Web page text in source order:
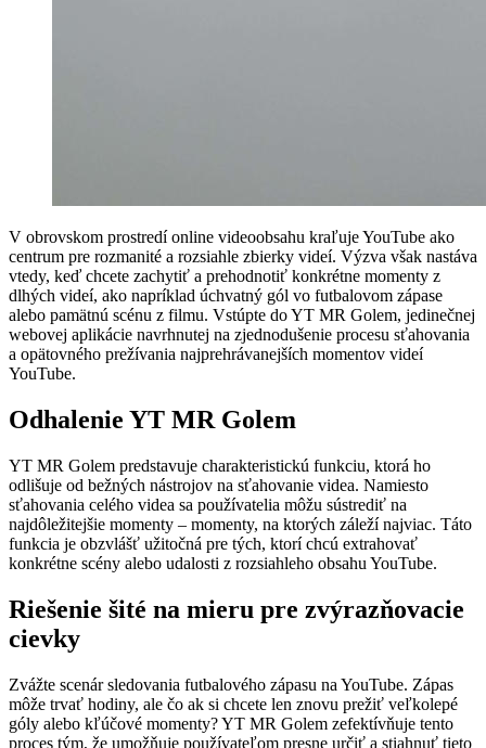
V obrovskom prostredí online videoobsahu kraľuje YouTube ako
centrum pre rozmanité a rozsiahle zbierky videí. Výzva však nastáva
vtedy, keď chcete zachytiť a prehodnotiť konkrétne momenty z
dlhých videí, ako napríklad úchvatný gól vo futbalovom zápase
alebo pamätnú scénu z filmu. Vstúpte do YT MR Golem, jedinečnej
webovej aplikácie navrhnutej na zjednodušenie procesu sťahovania
a opätovného prežívania najprehrávanejších momentov videí
YouTube.
Odhalenie YT MR Golem
YT MR Golem predstavuje charakteristickú funkciu, ktorá ho
odlišuje od bežných nástrojov na sťahovanie videa. Namiesto
sťahovania celého videa sa používatelia môžu sústrediť na
najdôležitejšie momenty – momenty, na ktorých záleží najviac. Táto
funkcia je obzvlášť užitočná pre tých, ktorí chcú extrahovať
konkrétne scény alebo udalosti z rozsiahleho obsahu YouTube.
Riešenie šité na mieru pre zvýrazňovacie
cievky
Zvážte scenár sledovania futbalového zápasu na YouTube. Zápas
môže trvať hodiny, ale čo ak si chcete len znovu prežiť veľkolepé
góly alebo kľúčové momenty? YT MR Golem zefektívňuje tento
proces tým, že umožňuje používateľom presne určiť a stiahnuť tieto